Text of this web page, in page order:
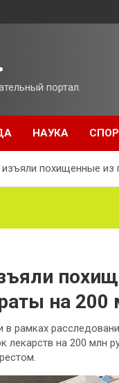
портал.
НАУКА
похищенные из
на 200
рамках
лекарств на 200 млн